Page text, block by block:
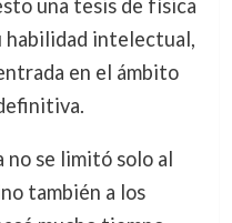
una tesis de física
habilidad intelectual,
en el ámbito
no se limitó solo al
también a los